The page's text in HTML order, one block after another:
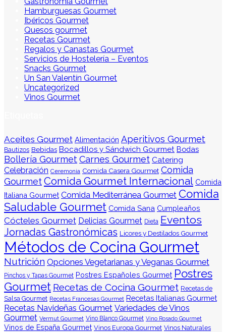
Hamburguesas Gourmet
Ibéricos Gourmet
Quesos gourmet
Recetas Gourmet
Regalos y Canastas Gourmet
Servicios de Hostelería – Eventos
Snacks Gourmet
Un San Valentín Gourmet
Uncategorized
Vinos Gourmet
Aceites Gourmet Alimentación Aperitivos Gourmet
Bautizos Bebidas Bocadillos y Sándwich Gourmet Bodas
Bollería GourmetCarnes Gourmet Catering
Celebración Ceremonia Comida Casera Gourmet Comida
GourmetComida Gourmet Internacional Comida
Italiana Gourmet Comida Mediterránea Gourmet Comida
Saludable Gourmet Comida Sana Cumpleaños
Cócteles Gourmet Delicias Gourmet Dieta Eventos
Jornadas Gastronómicas Licores y Destilados Gourmet
Métodos de Cocina Gourmet
Nutrición Opciones Vegetarianas y Veganas Gourmet
Pinchos y Tapas Gourmet Postres Españoles Gourmet Postres
Gourmet Recetas de Cocina Gourmet Recetas de
Salsa Gourmet Recetas Francesas Gourmet Recetas Italianas Gourmet
Recetas Navideñas Gourmet Variedades de Vinos
Gourmet Vermut Gourmet Vino Blanco Gourmet Vino Rosado Gourmet
Vinos de España Gourmet Vinos Europa Gourmet Vinos Naturales